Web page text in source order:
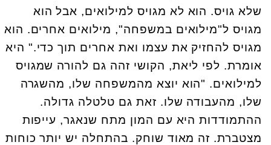
שלא גויס. הוא לא מגויס למילואים, אבל הוא
מגויס ל"מילואים במשפחה", מילואים אחרים. הוא
מגויס להחזיק את עצמו ואת אחרים תוך כדי." היא
אומרת. לפי ליאת, הקושי זהה גם להורה שמגויס
למילואים. "הוא יוצא מהמשפחה שלו, מהשגרה
שלו, מהעבודה שלו. זאת גם טלטלה גדולה.
ההתמודדות היא עם המון מתח שנאגר, עייפות
מצטברת. זה מאוד שוחק. בהתחלה יש יותר כוחות